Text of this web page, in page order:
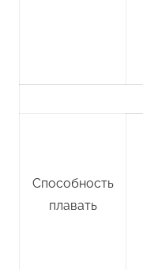
Способность
плавать